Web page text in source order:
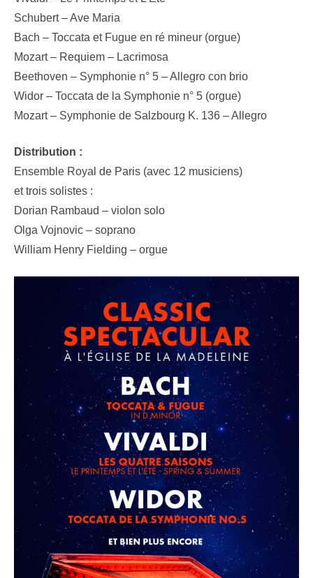
Schubert – Ave Maria
Bach – Toccata et Fugue en ré mineur (orgue)
Mozart – Requiem – Lacrimosa
Beethoven – Symphonie n° 5 – Allegro con brio
Widor – Toccata de la Symphonie n° 5 (orgue)
Mozart – Symphonie de Salzbourg K. 136 – Allegro
Distribution :
Ensemble Royal de Paris (avec 12 musiciens)
et trois solistes :
Dorian Rambaud – violon solo
Olga Vojnovic – soprano
William Henry Fielding – orgue